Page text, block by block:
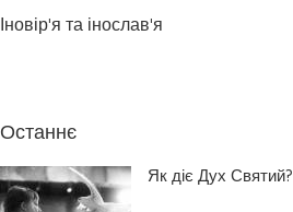
Іновір'я та інослав'я
Останнє
Як діє Дух Святий?